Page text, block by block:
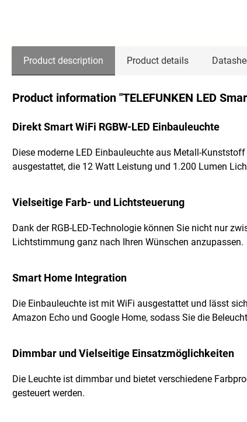
Product description Product details
Product information "TELEFUNKEN LED
Direkt Smart WiFi RGBW-LED Einbauleuchte
Diese moderne LED Einbauleuchte aus Metall-
ausgestattet, die 12 Watt Leistung und 1.200 Lumen
Vielseitige Farb- und Lichtsteuerung
Dank der RGB-LED-Technologie können Sie nicht nur
Lichtstimmung ganz nach Ihren Wünschen anzupassen.
Smart Home Integration
Die Einbauleuchte ist mit WiFi ausgestattet und lässt
Amazon Echo und Google Home, sodass Sie die
Dimmbar und Vielseitige Einsatzmöglichkeiten
Die Leuchte ist dimmbar und bietet verschiedene
gesteuert werden.